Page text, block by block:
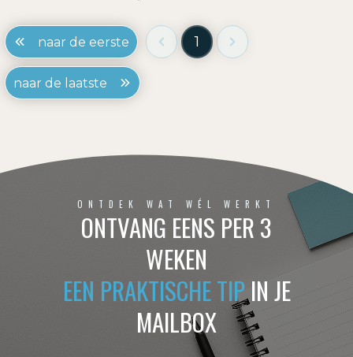
naar de eerste 1
naar de laatste
ONTDEK WAT WÉL WERKT
ONTVANG EENS PER 3
WEKEN
EEN PRAKTISCHE TIPIN JE
MAILBOX